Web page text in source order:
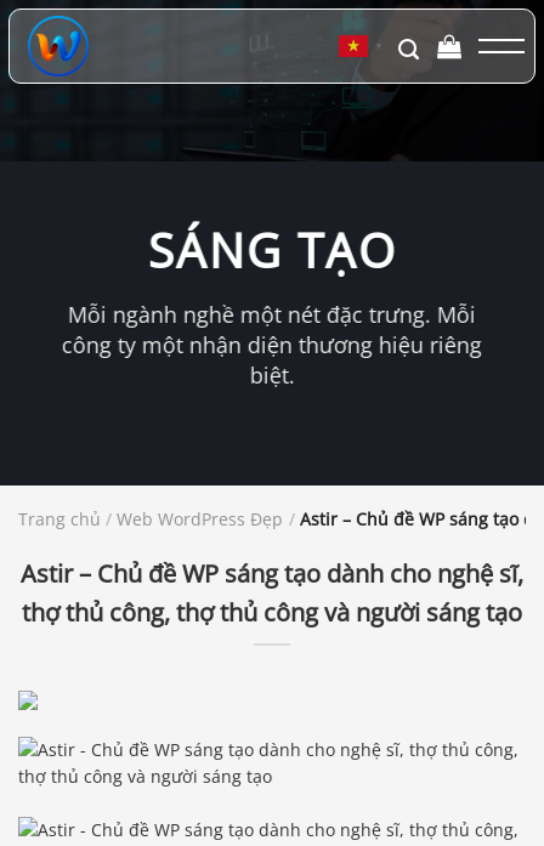
Chuyển
đến
dung
▼
SÁNG TẠO
Mỗi ngành nghề một nét đặc trưng. Mỗi
công ty một nhận diện thương hiệu riêng
biệt.
Trang chủ / Web WordPress Đẹp / Astir – Chủ đề WP sáng tạo
Astir – Chủ đề WP sáng tạo dành cho nghệ sĩ,
thợ thủ công, thợ thủ công và người sáng tạo